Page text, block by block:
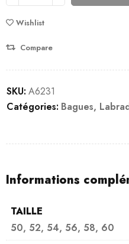
Wishlist
Compare
SKU: A6231
Catégories: Bagues,
Informations
TAILLE
50, 52, 54, 56, 58, 60